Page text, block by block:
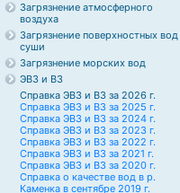
Загрязнение атмосферного
воздуха
Загрязнение поверхностных вод
суши
Загрязнение морских вод
ЭВЗ и ВЗ
Справка ЭВЗ и ВЗ за 2026 г.
Справка ЭВЗ и ВЗ за 2025 г.
Справка ЭВЗ и ВЗ за 2024 г.
Справка ЭВЗ и ВЗ за 2023 г.
Справка ЭВЗ и ВЗ за 2022 г.
Справка ЭВЗ и ВЗ за 2021 г.
Справка ЭВЗ и ВЗ за 2020 г.
Справка о качестве вод в р.
Каменка в сентябре 2019 г.